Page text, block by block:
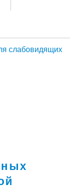
слабовидящих